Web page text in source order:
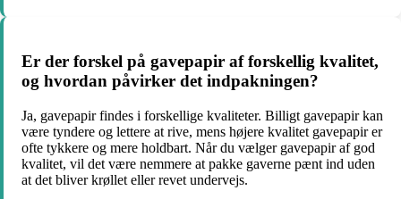
Er der forskel på gavepapir af forskellig kvalitet,
og hvordan påvirker det indpakningen?
Ja, gavepapir findes i forskellige kvaliteter. Billigt gavepapir kan
være tyndere og lettere at rive, mens højere kvalitet gavepapir er
ofte tykkere og mere holdbart. Når du vælger gavepapir af god
kvalitet, vil det være nemmere at pakke gaverne pænt ind uden
at det bliver krøllet eller revet undervejs.